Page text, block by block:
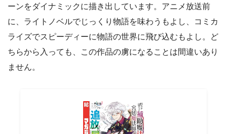
ーンをダイナミックに描き出しています。アニメ放送前
に、ライトノベルでじっくり物語を味わうもよし、コミカ
ライズでスピーディーに物語の世界に飛び込むもよし。ど
ちらから入っても、この作品の虜になることは間違いあり
ません。